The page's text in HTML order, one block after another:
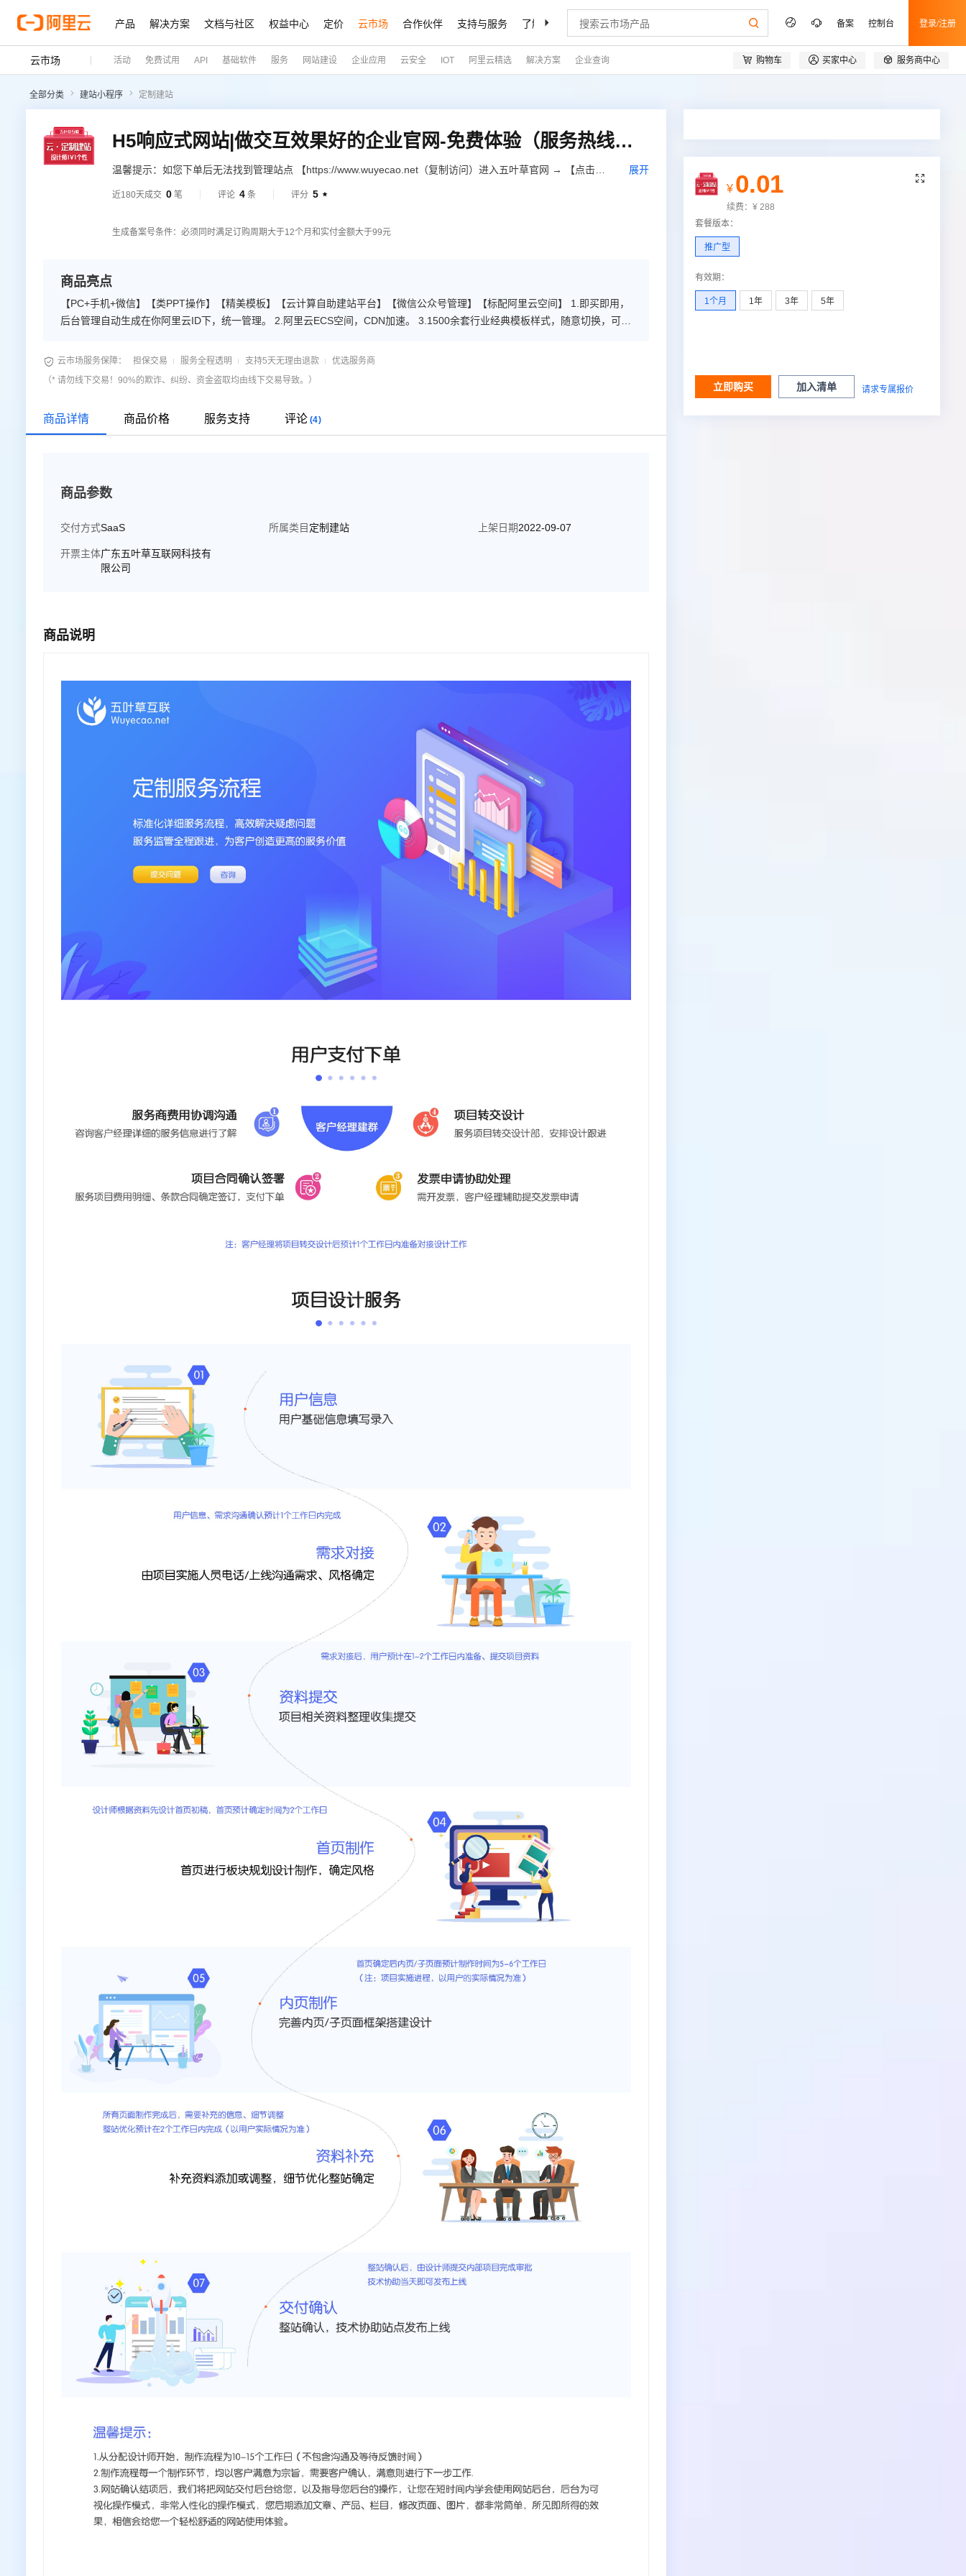
产品 解决方案 文档与社区 权益中心 定价 云市场 合作伙伴 支持与服务 了解阿里云 备案 控制台 登录/注册
云市场 活动 免费试用 API 基础软件 服务 网站建设 企业应用 云安全 IOT 阿里云精选 解决方案 企业查询  购物车  买家中心  服务商中心
全部分类 建站小程序 定制建站
H5响应式网站|做交互效果好的企业官网-免费体验（服务热线：020-28185502）
温馨提示：如您下单后无法找到管理站点 【https://www.wuyecao.net（复制访问）进入五叶草官网 → 【点击右
展开
近180天成交 0 笔 评论 4 条 评分 5 
生成备案号条件：必须同时满足订购周期大于12个月和实付金额大于99元
商品亮点
【PC+手机+微信】【类PPT操作】【精美模板】【云计算自助建站平台】【微信公众号管理】【标配阿里云空间】 1.即买即用，
后台管理自动生成在你阿里云ID下，统一管理。 2.阿里云ECS空间，CDN加速。 3.1500余套行业经典模板样式，随意切换，可备
 云市场服务保障： 担保交易 服务全程透明 支持5天无理由退款
优选服务商
（* 请勿线下交易！90%的欺诈、纠纷、资金盗取均由线下交易导致。）
商品详情 商品价格 服务支持 评论 (4)
商品参数
交付方式SaaS 所属类目 定制建站 上架日期2022-09-07
开票主体广东五叶草互联网科技有
限公司
商品说明

¥ 0.01
续费：¥ 288
套餐版本：
推广型
有效期 ：
1个月 1年 3年 5年
立即购买 加入清单 请求专属报价